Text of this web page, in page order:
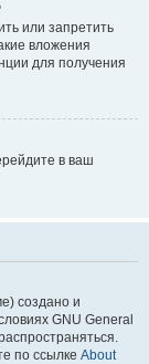
или запретить
вложения
для получения
в ваш
создано и
GNU General
по ссылке About